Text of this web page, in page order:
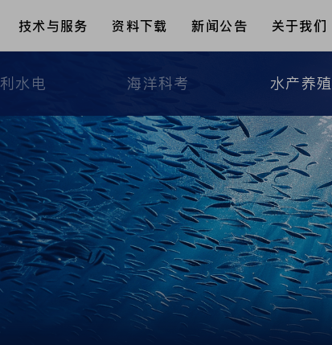
技术与服务 资料下载 新闻公告 关于我们
水电 海洋科考 水产养殖